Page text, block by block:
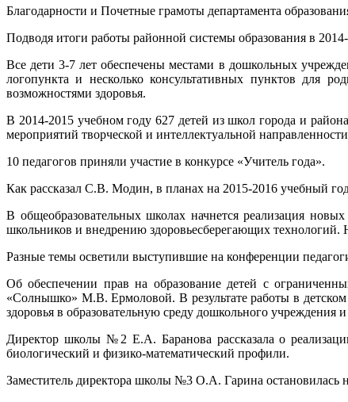
Благодарности и Почетные грамоты департамента
Подводя итоги работы районной системы образования в
Все дети 3-7 лет обеспечены местами в дошкольных
логопункта и несколько консультативных пунктов для
возможностями здоровья.
В 2014-2015 учебном году 627 детей из школ города и
мероприятий творческой и интеллектуальной
10 педагогов приняли участие в конкурсе «Учитель года».
Как рассказал С.В. Модин, в планах на 2015-2016 учебный
В общеобразовательных школах начнется реализация
школьников и внедрению здоровьесберегающих
Разные темы осветили выступившие на конференции
Об обеспечении прав на образование детей с
«Солнышко» М.В. Ермоловой. В результате работы в
здоровья в образовательную среду дошкольного учреждения
Директор школы №2 Е.А. Баранова рассказала о
биологический и физико-математический профили.
Заместитель директора школы №3 О.А. Гарина остановилась